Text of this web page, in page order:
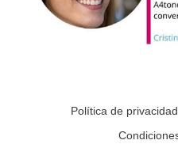
Política de privacidad